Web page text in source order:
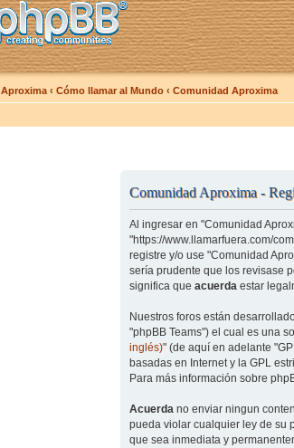
Aproxima ‹ Cómo llamar al Mundo ‹ Comunidad Aproxima
Comunidad Aproxima -
Al ingresar en "Comunidad
"https://www.llamarfuera.com/
registre y/o use "Comunidad
sería prudente que los revisase
significa que acuerdaestar
Nuestros foros están
"phpBB Teams") el cual es una
inglés)" (de aquí en adelante
basadas en Internet y la GPL
Para más información sobre
Acuerdano enviar ningun
pueda violar cualquier ley de su
que sea inmediata y